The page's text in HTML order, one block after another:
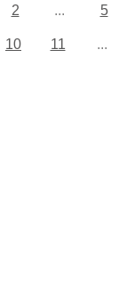
2 ... 5
10 11 ...